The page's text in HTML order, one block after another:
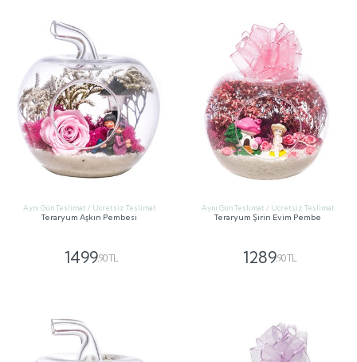
Aynı Gün Teslimat / Ücretsiz Teslimat
Teraryum Aşkın Pembesi
1499,90 TL
Aynı Gün Teslimat / Ücretsiz Teslimat
Teraryum Şirin Evim Pembe
1289,90 TL